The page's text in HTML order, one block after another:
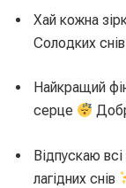
Хай кожна
Солодких
Найкращий
серце
Відпускаю
лагідних снів